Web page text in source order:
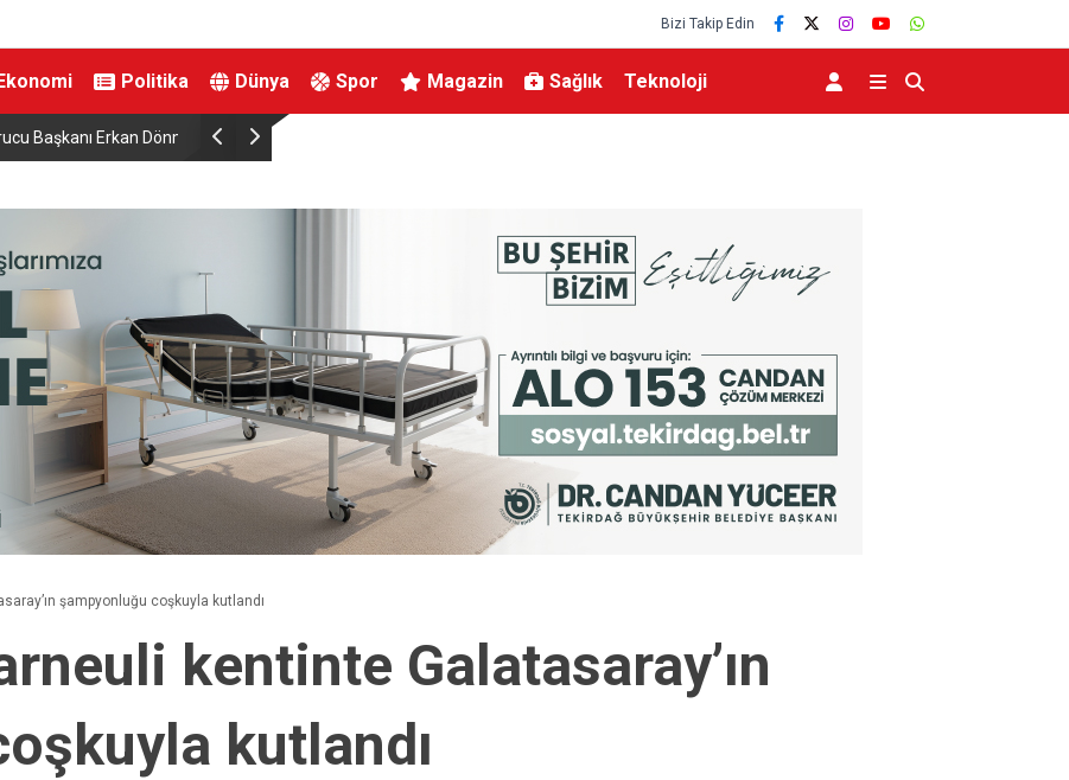
Bizi Takip Edin
Politika Dünya Spor Magazin Sağlık Teknoloji
Oldu. Elektrikli bisiklet ile uçuruma yuvarlandılar: 3 çocuk yaralandı
şampyonluğu coşkuyla kutlandı
kentinte Galatasaray’ın
kutlandı